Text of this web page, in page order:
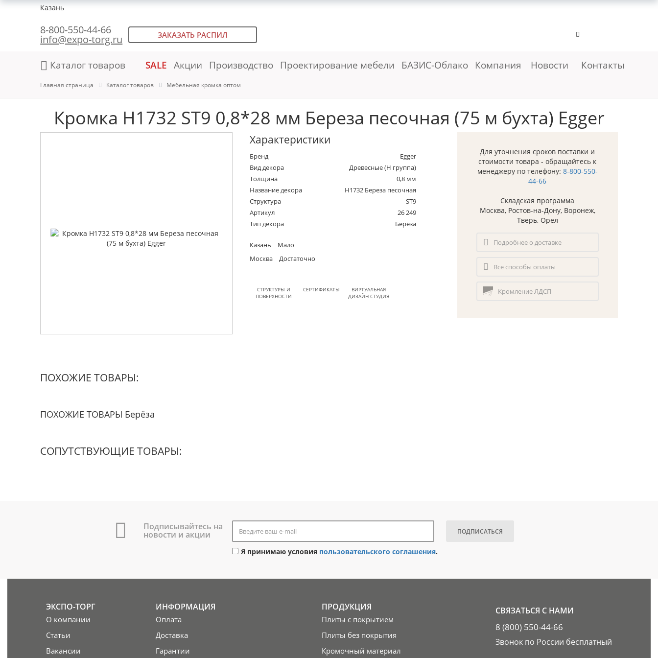
Казань
8-800-550-44-66
info@expo-torg.ru ЗАКАЗАТЬ РАСПИЛ
Каталог товаров SALE Акции Производство Проектирование мебели БАЗИС-Облако Компания Новости Контакты
Главная страница Каталог товаров Мебельная кромка оптом
Кромка H1732 ST9 0,8*28 мм Береза песочная (75 м бухта) Egger
Характеристики
Бренд
Egger
Вид декора
Древесные (Н группа)
Толщина
0,8 мм
Название декора
H1732 Береза песочная
Структура
ST9
Артикул
26 249
Тип декора
Берёза
Казань
Мало
Москва
Достаточно
СТРУКТУРЫ И
ПОВЕРХНОСТИ
СЕРТИФИКАТЫ
ВИРТУАЛЬНАЯ
ДИЗАЙН СТУДИЯ
Для уточнения сроков поставки и
стоимости товара - обращайтесь к
менеджеру по телефону: 8-800-550-
44-66
Складская программа
Москва, Ростов-на-Дону, Воронеж,
Тверь, Орел
Подробнее о доставке
Все способы оплаты
Кромление ЛДСП
ПОХОЖИЕ ТОВАРЫ:
ПОХОЖИЕ ТОВАРЫ Берёза
СОПУТСТВУЮЩИЕ ТОВАРЫ:
Подписывайтесь на
новости и акции ПОДПИСАТЬСЯ
Я принимаю условия пользовательского соглашения.
ЭКСПО-ТОРГ
О компании
Статьи
Вакансии
ИНФОРМАЦИЯ
Оплата
Доставка
Гарантии
ПРОДУКЦИЯ
Плиты с покрытием
Плиты без покрытия
Кромочный материал
СВЯЗАТЬСЯ С НАМИ
8 (800) 550-44-66
Звонок по России бесплатный